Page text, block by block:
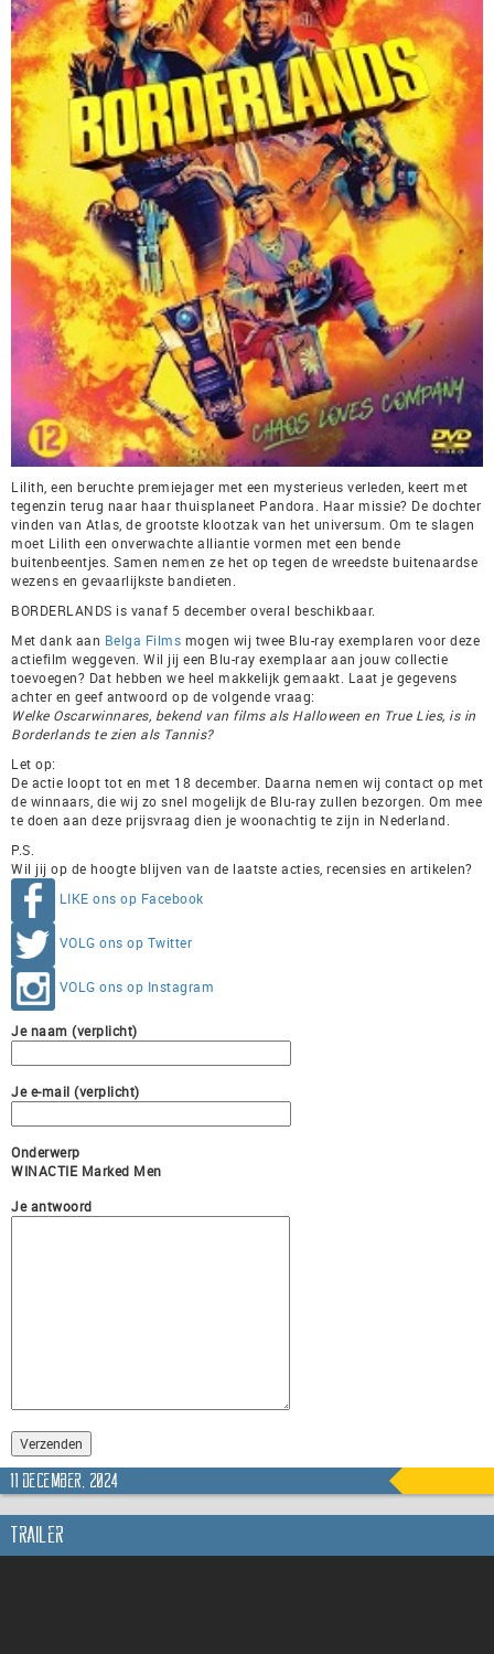
Lilith, een beruchte premiejager met een mysterieus verleden, keert met
tegenzin terug naar haar thuisplaneet Pandora. Haar missie? De dochter
vinden van Atlas, de grootste klootzak van het universum. Om te slagen
moet Lilith een onverwachte alliantie vormen met een bende
buitenbeentjes. Samen nemen ze het op tegen de wreedste buitenaardse
wezens en gevaarlijkste bandieten.
BORDERLANDS is vanaf 5 december overal beschikbaar.
Met dank aan Belga Films mogen wij twee Blu-ray exemplaren voor deze
actiefilm weggeven. Wil jij een Blu-ray exemplaar aan jouw collectie
toevoegen? Dat hebben we heel makkelijk gemaakt. Laat je gegevens
achter en geef antwoord op de volgende vraag:
Welke Oscarwinnares, bekend van films als Halloween en True Lies, is in
Borderlands te zien als Tannis?
Let op:
De actie loopt tot en met 18 december. Daarna nemen wij contact op met
de winnaars, die wij zo snel mogelijk de Blu-ray zullen bezorgen. Om mee
te doen aan deze prijsvraag dien je woonachtig te zijn in Nederland.
P.S.
Wil jij op de hoogte blijven van de laatste acties, recensies en artikelen?
LIKE ons op Facebook
VOLG ons op Twitter
VOLG ons op Instagram
Je naam (verplicht)
Je e-mail (verplicht)
Onderwerp
WINACTIE Marked Men
Je antwoord
11 december, 2024
Trailer